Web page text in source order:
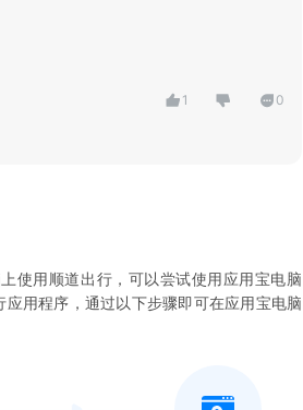
1 0
使用顺道出行 ，可以尝试使用应用宝电脑
应用程序，通过以下步骤即可在应用宝电脑